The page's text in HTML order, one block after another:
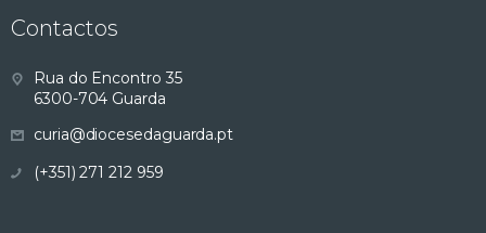
Contactos
Rua do Encontro 35
6300-704 Guarda
curia@diocesedaguarda.pt
(+351) 271 212 959